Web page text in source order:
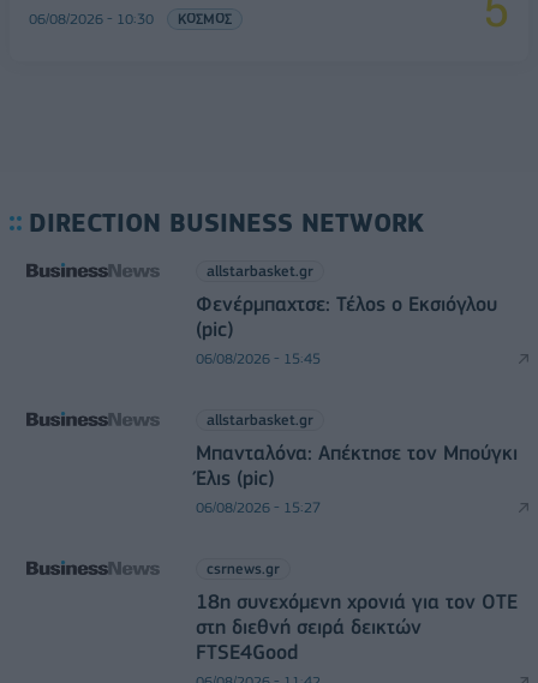
06/08/2026 - 10:30 ΚΟΣΜΟΣ
DIRECTION BUSINESS NETWORK
allstarbasket.gr
Φενέρμπαχτσε: Τέλος ο Εκσιόγλου
(pic)
06/08/2026 - 15:45
allstarbasket.gr
Μπανταλόνα: Απέκτησε τον Μπούγκι
Έλις (pic)
06/08/2026 - 15:27
csrnews.gr
18η συνεχόμενη χρονιά για τον ΟΤΕ
στη διεθνή σειρά δεικτών
FTSE4Good